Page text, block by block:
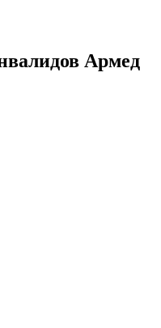
Армед